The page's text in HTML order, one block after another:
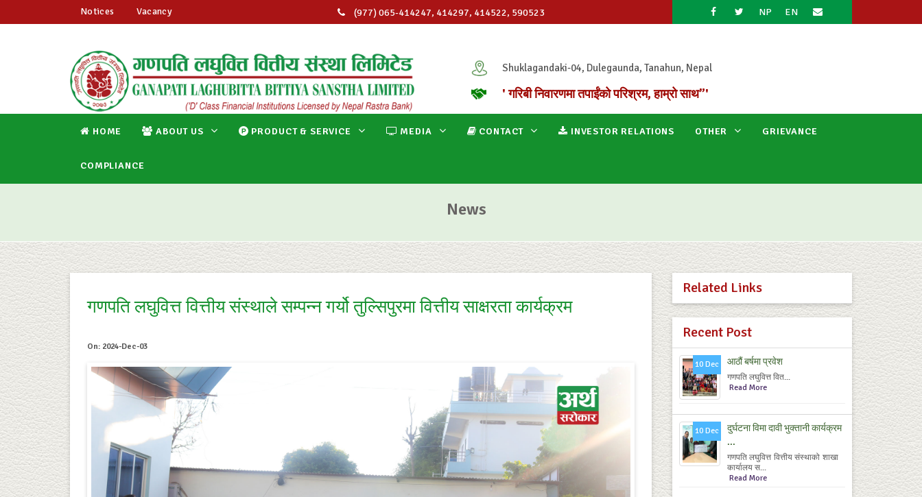
Notices Vacancy (977) 065-414247, 414297, 414522, 590523 NP EN
Shuklagandaki-04, Dulegaunda, Tanahun, Nepal
' गरिबी निवारणमा तपाईंको परिश्रम, हाम्रो साथ”'
HOME ABOUT US PRODUCT & SERVICE MEDIA CONTACT INVESTOR RELATIONS OTHER GRIEVANCE
COMPLIANCE
News
गणपति लघुवित्त वित्तीय संस्थाले सम्पन्न गर्यो तुल्सिपुरमा वित्तीय साक्षरता कार्यक्रम
On: 2024-Dec-03
Related Links
Recent Post
10 Dec आठौं बर्षमा प्रवेश
गणपति लघुवित्त वित...
Read More
10 Dec
दुर्घटना विमा दावी भुक्तानी कार्यक्रम
...
गणपति लघुवित्त वित्तीय संस्थाको शाखा
कार्यालय स...
Read More